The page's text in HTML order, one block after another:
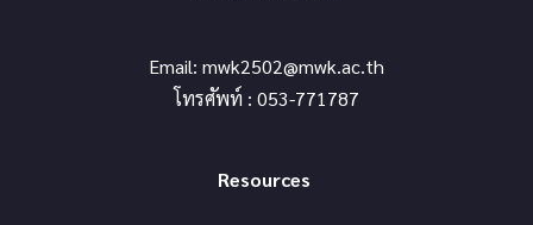
Email: mwk2502@mwk.ac.th
โทรศัพท์ : 053-771787
Resources